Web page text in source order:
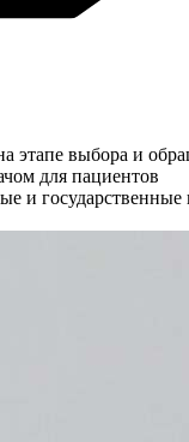
этапе выбора и
для пациентов
и государственные